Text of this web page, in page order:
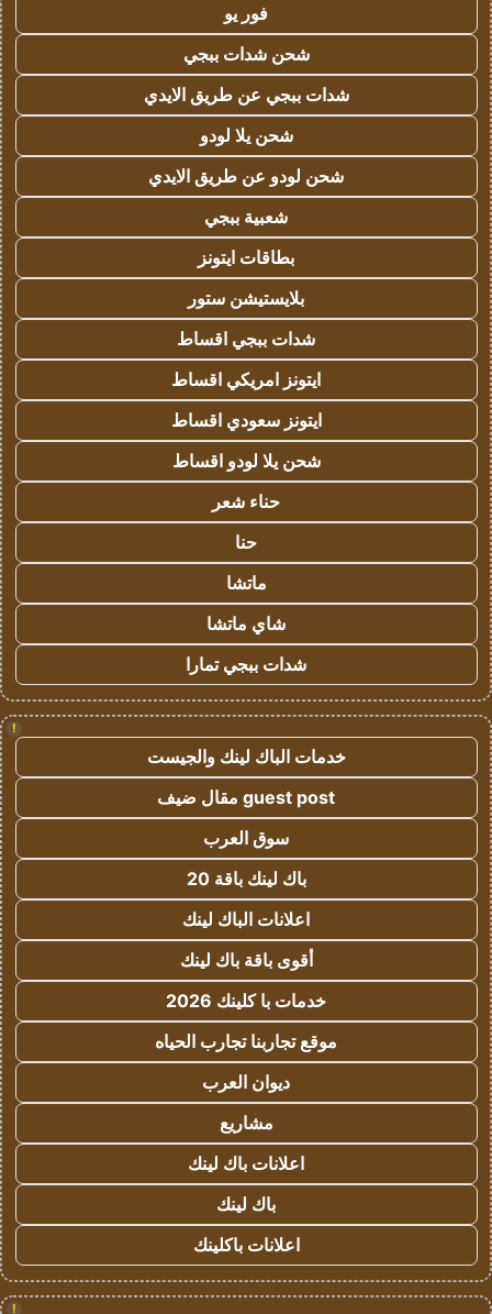
فور يو
شحن شدات ببجي
شدات ببجي عن طريق الايدي
شحن يلا لودو
شحن لودو عن طريق الايدي
شعبية ببجي
بطاقات ايتونز
بلايستيشن ستور
شدات ببجي اقساط
ايتونز امريكي اقساط
ايتونز سعودي اقساط
شحن يلا لودو اقساط
حناء شعر
حنا
ماتشا
شاي ماتشا
شدات ببجي تمارا
!
خدمات الباك لينك والجيست
guest post مقال ضيف
سوق العرب
باك لينك باقة 20
اعلانات الباك لينك
أقوى باقة باك لينك
خدمات با كلينك 2026
موقع تجاربنا تجارب الحياه
ديوان العرب
مشاريع
اعلانات باك لينك
باك لينك
اعلانات باكلينك
!